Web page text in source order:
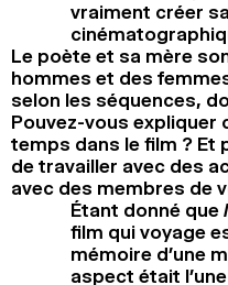
vraiment créer
Le poète et sa mère
hommes et des
selon les séquences,
Pouvez-vous
temps dans le film ? Et
de travailler avec des
avec des membres de
Étant donné que
film qui voyage
mémoire d’une
aspect était